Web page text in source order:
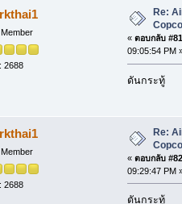
2688
Re:
Copco
« ตอบกลับ
09:05:54 PM
ดันกระทู้
2688
Re:
Copco
« ตอบกลับ
09:29:47 PM
ดันกระทู้